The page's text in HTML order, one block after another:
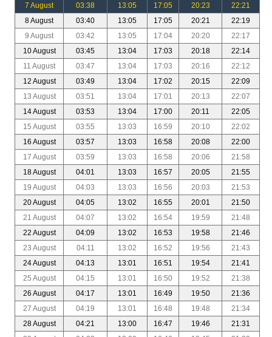
7 August
03:38 13:05 17:05 20:23
22:21
8 August
03:40 13:05 17:05 20:21
22:19
9 August
03:42 13:05 17:04 20:20
22:17
10 August
03:45 13:04 17:03 20:18
22:14
11 August
03:47 13:04 17:03 20:16
22:12
12 August
03:49 13:04 17:02 20:15
22:09
13 August
03:51 13:04 17:01 20:13
22:07
14 August
03:53 13:04 17:00 20:11
22:05
15 August
03:55 13:03 16:59 20:10
22:02
16 August
03:57 13:03 16:58 20:08
22:00
17 August
03:59 13:03 16:58 20:06
21:58
18 August
04:01 13:03 16:57 20:05
21:55
19 August
04:03 13:03 16:56 20:03
21:53
20 August
04:05 13:02 16:55 20:01
21:50
21 August
04:07 13:02 16:54 19:59
21:48
22 August
04:09 13:02 16:53 19:58
21:46
23 August
04:11 13:02 16:52 19:56
21:43
24 August
04:13 13:01 16:51 19:54
21:41
25 August
04:15 13:01 16:50 19:52
21:38
26 August
04:17 13:01 16:49 19:50
21:36
27 August
04:19 13:01 16:48 19:48
21:34
28 August
04:21 13:00 16:47 19:46
21:31